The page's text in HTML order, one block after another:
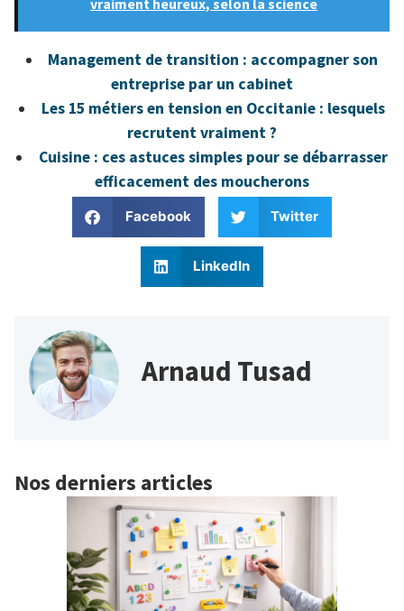
Management de transition : accompagner son
entreprise par un cabinet
Les 15 métiers en tension en Occitanie : lesquels
recrutent vraiment ?
Cuisine : ces astuces simples pour se débarrasser
efficacement des moucherons
Facebook Twitter
LinkedIn
Arnaud Tusad
Nos derniers articles